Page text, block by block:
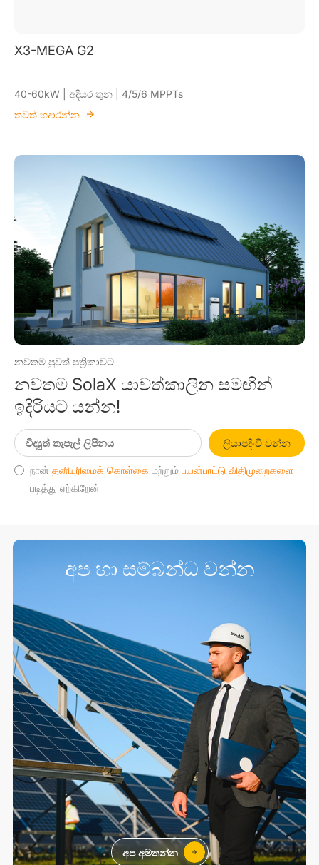
X3-MEGA G2
40-60kW | අදියර තුන | 4/5/6 MPPTs
තවත් හදාරන්න
නවතම පුවත් පත්‍රිකාවට
නවතම SolaX යාවත්කාලීන සමඟින්
ඉදිරියට යන්න!
ලියාපදිංචි වන්න
நான் தனியுரிமைக் கொள்கை மற்றும் பயன்பாட்டு விதிமுறைகளை
படித்து ஏற்கிறேன்
අප හා සම්බන්ධ වන්න
අප අමතන්න